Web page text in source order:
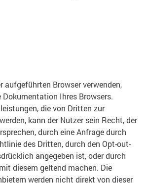
aufgeführten Browser verwenden,
Dokumentation Ihres Browsers.
die von Dritten zur
kann der Nutzer sein Recht, der
durch eine Anfrage durch
des Dritten, durch den Opt-out-
angegeben ist, oder durch
diesem geltend machen. Die
werden nicht direkt von dieser